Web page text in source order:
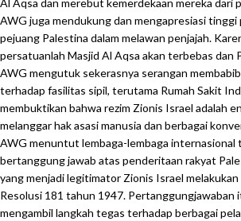
Al Aqsa dan merebut kemerdekaan mereka dari
AWG juga mendukung dan mengapresiasi
pejuang Palestina dalam melawan penjajah.
persatuanlah Masjid Al Aqsa akan terbebas dan
AWG mengutuk sekerasnya serangan
terhadap fasilitas sipil, terutama Rumah Sakit
membuktikan bahwa rezim Zionis Israel adalah
melanggar hak asasi manusia dan berbagai
AWG menuntut lembaga-lembaga internasional
bertanggung jawab atas penderitaan rakyat
yang menjadi legitimator Zionis Israel melakukan
Resolusi 181 tahun 1947. Pertanggungjawaban
mengambil langkah tegas terhadap berbagai